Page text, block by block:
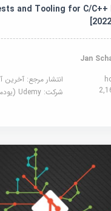
and Tooling for C/
انتشار مرجع:آخرین
شرکت:Udemy (یودمی)